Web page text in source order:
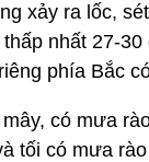
xảy ra lốc,
nhất 27-
phía Bắc
có mưa
tối có mưa